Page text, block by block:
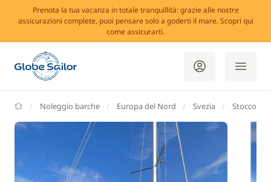
Prenota la tua vacanza in totale tranquillità: grazie alle nostre
assicurazioni complete, puoi pensare solo a goderti il mare. Scopri qui
come assicurarti.
GlobeSailor
Noleggio barche Europa del Nord Svezia Stoccolma